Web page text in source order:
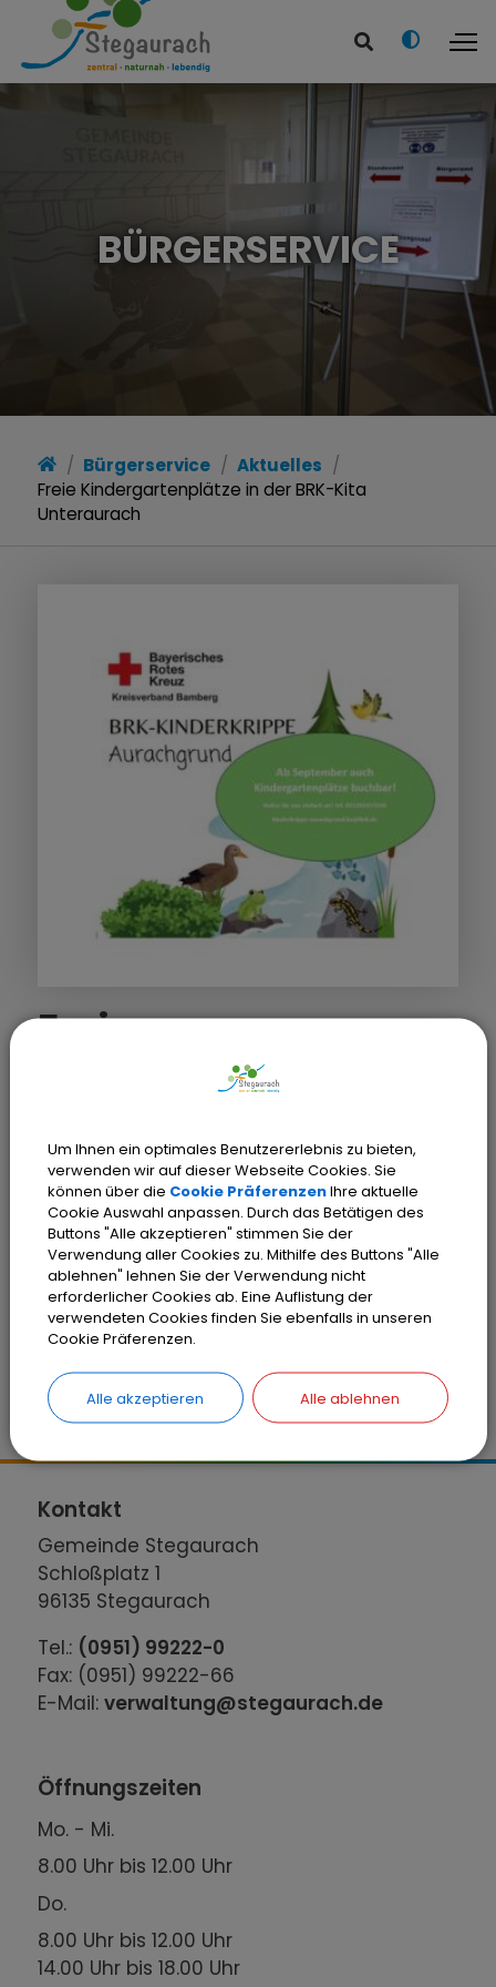
BÜRGERSERVICE
Bürgerservice
Aktuelles
Freie Kindergartenplätze in der BRK-Kita
Unteraurach
Freie
Kindergartenplätze
in Unteraurach sind ab September
auch Kindergartenplätze buchbar.
Anmeldungen telefonisch unter
015202437930 oder per Mail an
kinderkrippe-aurachgrund.ba@brk.de.
Kontakt
Gemeinde Stegaurach
Schloßplatz 1
96135 Stegaurach
Tel.: (0951) 99222-0
Fax: (0951) 99222-66
E-Mail:verwaltung@stegaurach.de
Öffnungszeiten
Mo. - Mi.
8.00 Uhr bis 12.00 Uhr
Do.
8.00 Uhr bis 12.00 Uhr
14.00 Uhr bis 18.00 Uhr
Um Ihnen ein optimales Benutzererlebnis zu bieten,
verwenden wir auf dieser Webseite Cookies. Sie
können über die Cookie PräferenzenIhre aktuelle
Cookie Auswahl anpassen. Durch das Betätigen des
Buttons "Alle akzeptieren" stimmen Sie der
Verwendung aller Cookies zu. Mithilfe des Buttons "Alle
ablehnen" lehnen Sie der Verwendung nicht
erforderlicher Cookies ab. Eine Auflistung der
verwendeten Cookies finden Sie ebenfalls in unseren
Cookie Präferenzen.
Alle akzeptieren Alle ablehnen